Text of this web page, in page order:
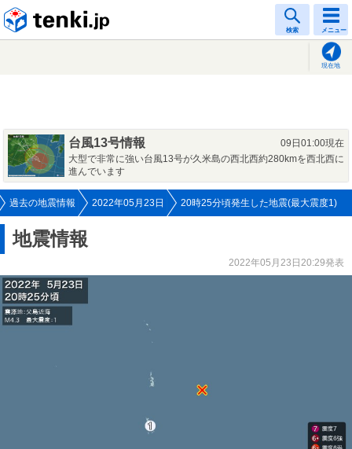
検索 メニュー
現在地
台風13号情報
09日01:00現在
大型で非常に強い台風13号が久米島の西北西約280kmを西北西に
進んでいます
過去の地震情報 2022年05月23日 20時25分頃発生した地震(最大震度1)
地震情報
2022年05月23日20:29発表